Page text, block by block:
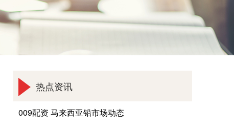
热点资讯
009配资 马来西亚铅市场动态